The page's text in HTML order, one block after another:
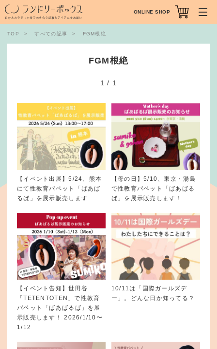
TOP すべての記事 FGM根絶
FGM根絶
1 / 1
【イベント出展】5/24、熊本
にて性教育パペット「ばあば
るば」を展示販売します
【母の日】5/10、東京・湯島
で性教育パペット「ばあばる
ば」を展示販売します！
【イベント告知】世田谷
「TETENTOTEN」で性教育
パペット「ばあばるば」を展
示販売します！ 2026/1/10〜
1/12
10/11は「国際ガールズデ
ー」。どんな日か知ってる？
ONLINE SHOP